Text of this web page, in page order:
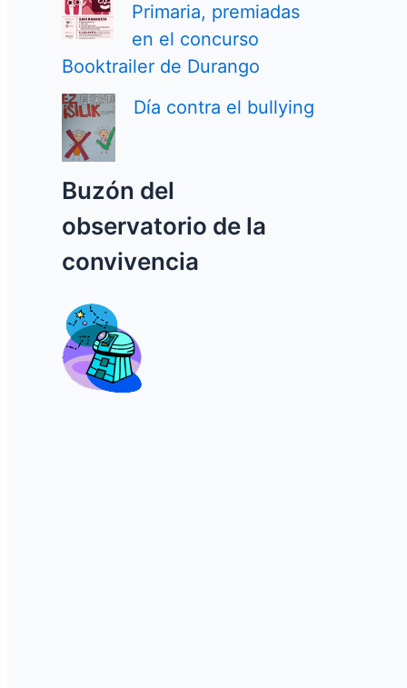
Primaria, premiadas
en el concurso
Booktrailer de Durango
Día contra el bullying
Buzón del
observatorio de la
convivencia